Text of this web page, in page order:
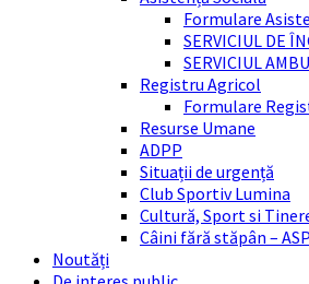
Formulare
SERVICIUL DE
SERVICIUL
Registru Agricol
Formulare
Resurse Umane
ADPP
Situații de urgență
Club Sportiv Lumina
Cultură, Sport si
Câini fără stăpân –
Noutăți